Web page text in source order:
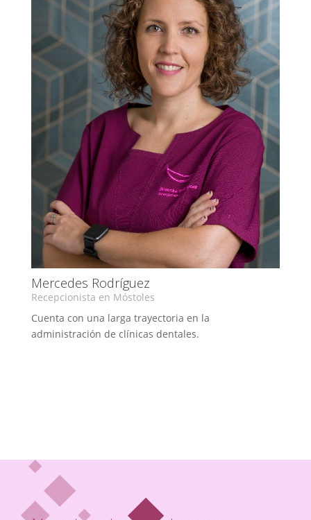
Mercedes Rodríguez
Recepcionista en Móstoles
Cuenta con una larga trayectoria en la
administración de clínicas dentales.